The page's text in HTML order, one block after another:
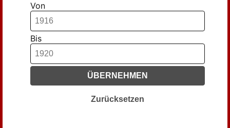
Von
Bis
ÜBERNEHMEN
Zurücksetzen